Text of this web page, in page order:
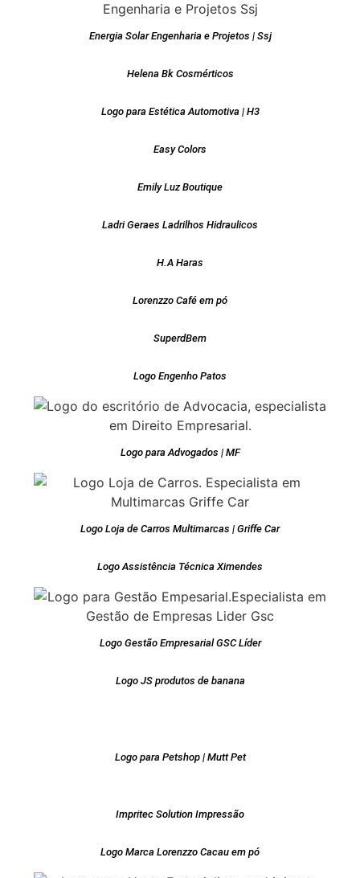
Energia Solar Engenharia e Projetos | Ssj
Helena Bk Cosmérticos
Logo para Estética Automotiva | H3
Easy Colors
Emily Luz Boutique
Ladri Geraes Ladrilhos Hidraulicos
H.A Haras
Lorenzzo Café em pó
SuperdBem
Logo Engenho Patos
Logo para Advogados | MF
Logo Loja de Carros Multimarcas | Griffe Car
Logo Assistência Técnica Ximendes
Logo Gestão Empresarial GSC Líder
Logo JS produtos de banana
Logo para Petshop | Mutt Pet
Impritec Solution Impressão
Logo Marca Lorenzzo Cacau em pó